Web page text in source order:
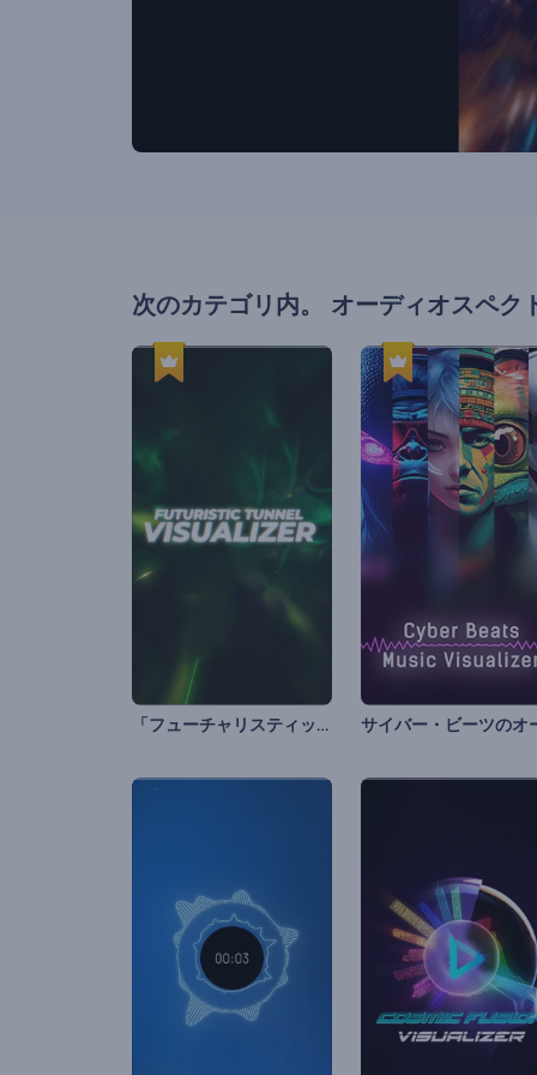
次のカテゴリ内。 オーディオスペク
「フューチャリスティックトンネル」ビジュアライザー